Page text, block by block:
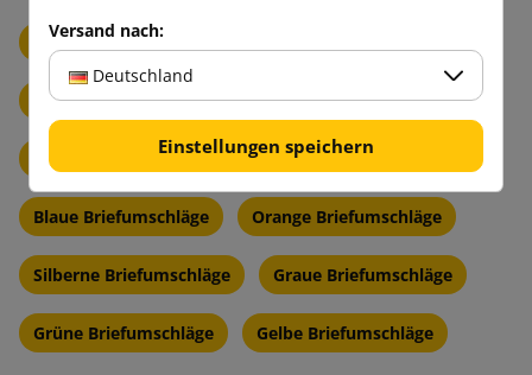
Weiße Briefumschläge
Schwarze Briefumschläge Rote Briefumschläge
Lila Briefumschläge Cremefarbene Briefumschläge
Blaue Briefumschläge Orange Briefumschläge
Silberne Briefumschläge Graue Briefumschläge
Grüne Briefumschläge Gelbe Briefumschläge
Versand nach:
Deutschland
Einstellungen speichern